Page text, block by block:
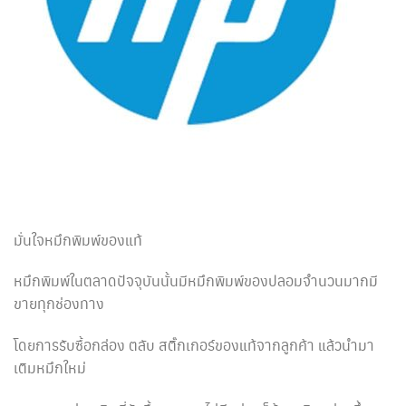
มั่นใจหมึกพิมพ์ของแท้
หมึกพิมพ์ในตลาดปัจจุบันนั้นมีหมึกพิมพ์ของปลอมจำนวนมากมี
ขายทุกช่องทาง
โดยการรับซื้อกล่อง ตลับ สติ๊กเกอร์ของแท้จากลูกค้า แล้วนำมา
เติมหมึกใหม่